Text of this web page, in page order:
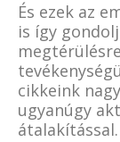
És ezek az
is így
cikkeink
ugyanúgy
átalakítással.